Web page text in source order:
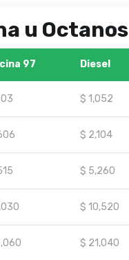
u Octanos
97 Diesel
$ 1,052
$ 2,104
$ 5,260
$ 10,520
$ 21,040